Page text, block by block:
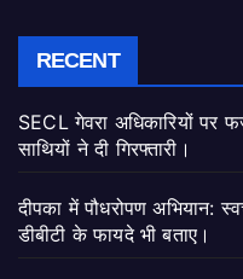
RECENT
SECL गेवरा अधिकारियों पर
साथियों ने दी गिरफ्तारी।
दीपका में पौधरोपण अभियान:
डीबीटी के फायदे भी बताए।